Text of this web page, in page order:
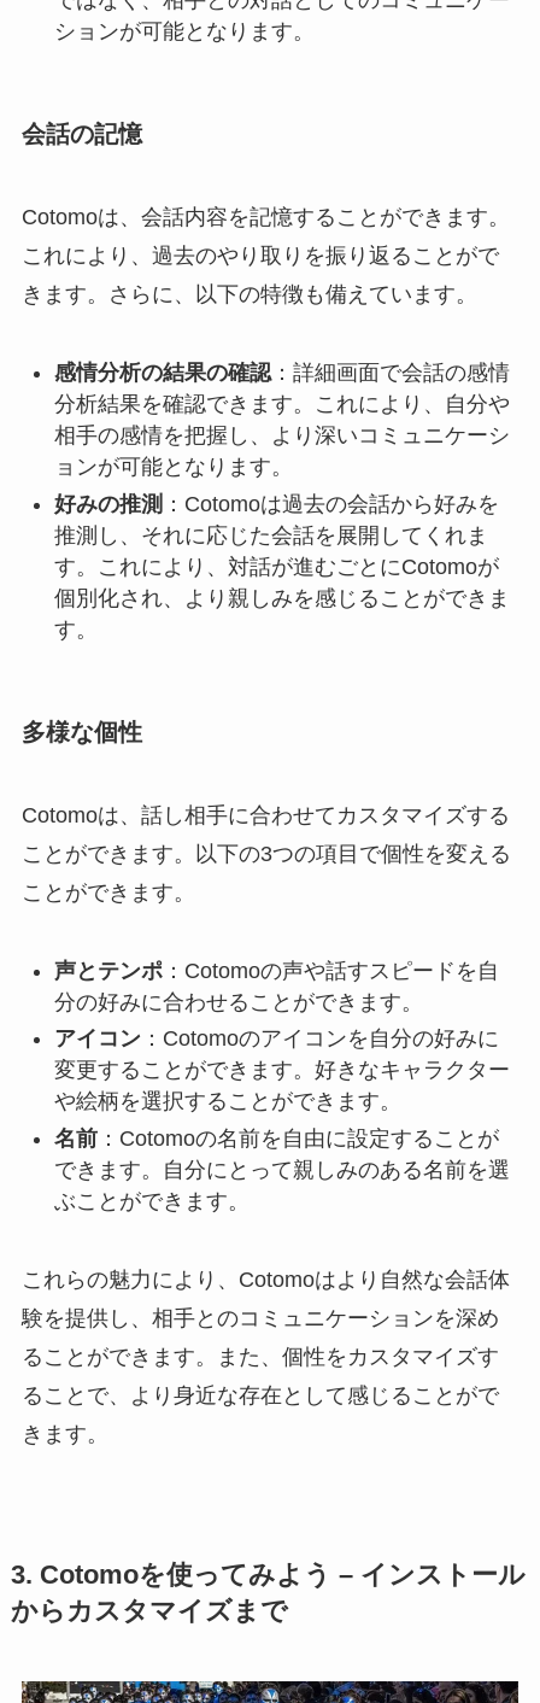
ションが可能となります。
会話の記憶
Cotomoは、会話内容を記憶することができます。
これにより、過去のやり取りを振り返ることがで
きます。さらに、以下の特徴も備えています。
感情分析の結果の確認：詳細画面で会話の感情
分析結果を確認できます。これにより、自分や
相手の感情を把握し、より深いコミュニケーシ
ョンが可能となります。
好みの推測 ：Cotomoは過去の会話から好みを
推測し、それに応じた会話を展開してくれま
す。これにより、対話が進むごとにCotomoが
個別化され、より親しみを感じることができま
す。
多様な個性
Cotomoは、話し相手に合わせてカスタマイズする
ことができます。以下の3つの項目で個性を変える
ことができます。
声とテンポ：Cotomoの声や話すスピードを自
分の好みに合わせることができます。
アイコン：Cotomoのアイコンを自分の好みに
変更することができます。好きなキャラクター
や絵柄を選択することができます。
名前：Cotomoの名前を自由に設定することが
できます。自分にとって親しみのある名前を選
ぶことができます。
これらの魅力により、Cotomoはより自然な会話体
験を提供し、相手とのコミュニケーションを深め
ることができます。また、個性をカスタマイズす
ることで、より身近な存在として感じることがで
きます。
3. Cotomoを使ってみよう – インストール
からカスタマイズまで